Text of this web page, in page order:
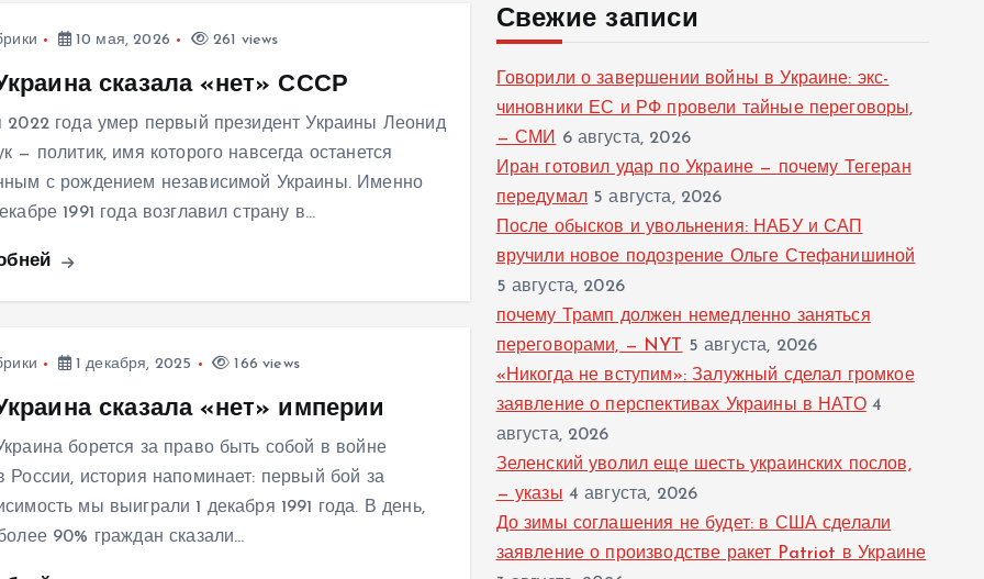
10 мая, 2026 261 views
сказала «нет» СССР
2022 года умер первый президент Украины Леонид
— политик, имя которого навсегда останется
с рождением независимой Украины. Именно
1991 года возглавил страну в…
1 декабря, 2025 166 views
сказала «нет» империи
борется за право быть собой в войне
России, история напоминает: первый бой за
мы выиграли 1 декабря 1991 года. В день,
90% граждан сказали…
Свежие записи
Говорили о завершении войны в Украине: экс-
чиновники ЕС и РФ провели тайные переговоры,
— СМИ 6 августа, 2026
Иран готовил удар по Украине — почему Тегеран
передумал 5 августа, 2026
После обысков и увольнения: НАБУ и САП
вручили новое подозрение Ольге Стефанишиной
5 августа, 2026
почему Трамп должен немедленно заняться
переговорами, — NYT
5 августа, 2026
«Никогда не вступим»: Залужный сделал громкое
заявление о перспективах Украины в НАТО 4
августа, 2026
Зеленский уволил еще шесть украинских послов,
— указы 4 августа, 2026
До зимы соглашения не будет: в США сделали
заявление о производстве ракет Patriot в Украине